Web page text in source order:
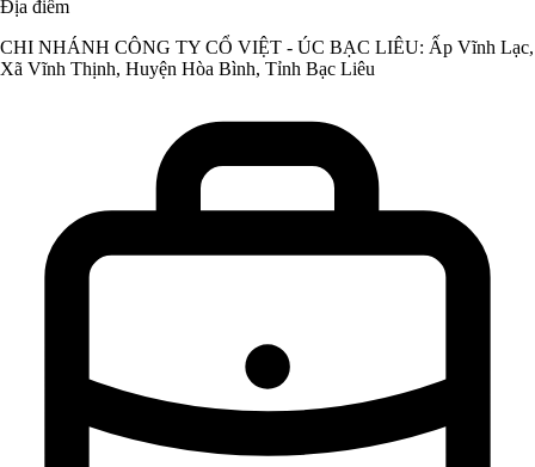
Địa điểm
CHI NHÁNH CÔNG TY CỔ VIỆT - ÚC BẠC LIÊU: Ấp Vĩnh Lạc,
Xã Vĩnh Thịnh, Huyện Hòa Bình, Tỉnh Bạc Liêu